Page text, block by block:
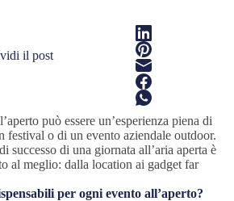
il post
può essere un’esperienza piena di
festival o di un evento aziendale outdoor.
successo di una giornata all’aria aperta è
al meglio: dalla location ai gadget far
per ogni evento all’aperto?